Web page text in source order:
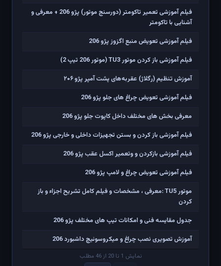
فیلم آموزشی تعمیر تاکومتر (دورسنج موتور) پژو 206 + معرفی و
آشنایی با تاکومتر
فیلم آموزشی تعویض منبع اگزوز پژو 206
فیلم آموزشی باز کردن موتور TU3 (موتور 206 تیپ 2)
آموزش تنظیم (رگلاژ) عقربه‌های پشت آمپر پژو ۲۰۶
فیلم آموزشی تعویض چراغ های جلو پژو 206
معرفی بخش های مختلف داخل کاپوت جلو پژو 206
فیلم آموزشی باز کردن و بستن تجهیزات داخلی و خارجی پژو 206
فیلم آموزشی بازکردن و وتعمیر اکسل عقب پژو 206
فیلم آموزشی تعویض چراغ و لامپ پژو 206
موتور TU5 :معرفی ، مشخصات و فیلم کامل تشریح اجزاء و باز
کردن
جدول مقایسه فنی و امکانات تیپ های مختلف پژو 206
آموزش تصویری نصب چراغ و میکروسوئیچ داشبورد 206
نمایش 1 تا 20 از 46 مطلب